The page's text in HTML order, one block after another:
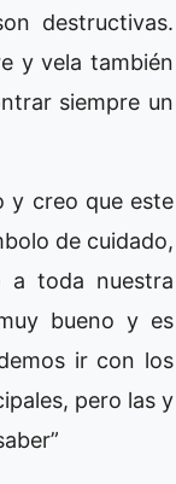
destructivas.
y vela también
siempre un
y creo que este
de cuidado,
a toda nuestra
bueno y es
ir con los
pero las y